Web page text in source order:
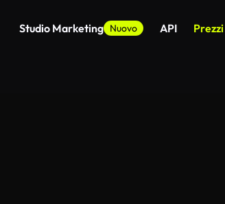
Studio Marketing Nuovo API Prezzi